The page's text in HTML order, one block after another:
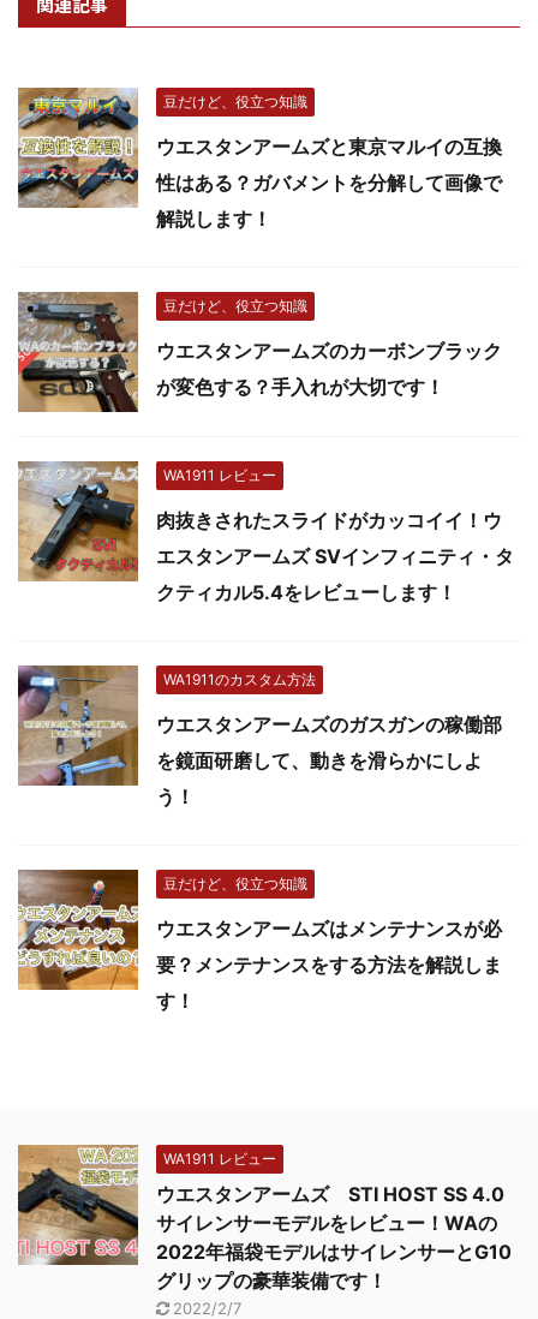
豆だけど、役立つ知識
ウエスタンアームズと東京マルイの互換
性はある？ガバメントを分解して画像で
解説します！
豆だけど、役立つ知識
ウエスタンアームズのカーボンブラック
が変色する？手入れが大切です！
WA1911 レビュー
肉抜きされたスライドがカッコイイ！ウ
エスタンアームズ SVインフィニティ・タ
クティカル5.4をレビューします！
WA1911のカスタム方法
ウエスタンアームズのガスガンの稼働部
を鏡面研磨して、動きを滑らかにしよ
う！
豆だけど、役立つ知識
ウエスタンアームズはメンテナンスが必
要？メンテナンスをする方法を解説しま
す！
WA1911 レビュー
ウエスタンアームズ STI HOST SS 4.0
サイレンサーモデルをレビュー！WAの
2022年福袋モデルはサイレンサーとG10
グリップの豪華装備です！
2022/2/7